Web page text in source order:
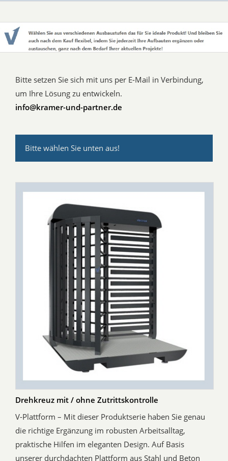
Bitte setzen Sie sich mit uns per E-Mail in Verbindung,
um Ihre Lösung zu entwickeln.
info@kramer-und-partner.de
Bitte wählen Sie unten aus!
Drehkreuz mit / ohne Zutrittskontrolle
V-Plattform – Mit dieser Produktserie haben Sie genau
die richtige Ergänzung im robusten Arbeitsalltag,
praktische Hilfen im eleganten Design. Auf Basis
unserer durchdachten Plattform aus Stahl und Beton